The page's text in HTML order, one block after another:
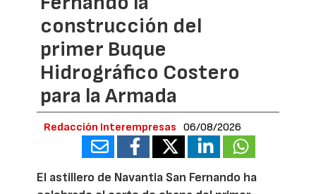
construcción del
primer Buque
Hidrográfico Costero
para la Armada
Redacción Interempresas 06/08/2026
El astillero de Navantia San Fernando ha